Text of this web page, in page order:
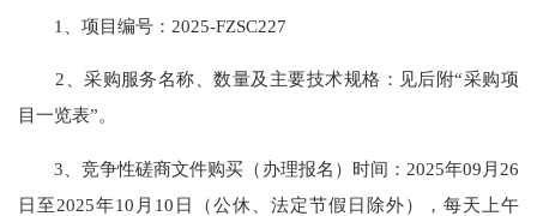
1、项目编号：2025-FZSC227
2、采购服务名称、数量及主要技术规格：见后附“采购项
目一览表”。
3、竞争性磋商文件购买（办理报名）时间：2025年09月26
日至2025年10月10日（公休、法定节假日除外），每天上午